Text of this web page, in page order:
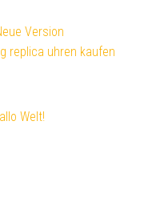
Version
replica uhren kaufen
Welt!